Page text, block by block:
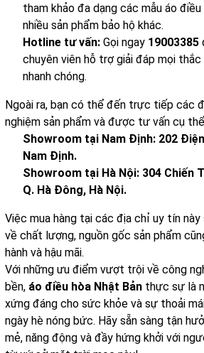
tham khảo đa dạng các mẫu áo điều
nhiều sản phẩm bảo hộ khác.
Hotline tư vấn: Gọi ngay 19003385
chuyên viên hỗ trợ giải đáp mọi
nhanh chóng.
Ngoài ra, bạn có thể đến trực tiếp các
nghiệm sản phẩm và được tư vấn cụ
Showroom tại Nam Định: 202
Nam Định.
Showroom tại Hà Nội: 304 Chiến
Q. Hà Đông, Hà Nội.
Việc mua hàng tại các địa chỉ uy tín
về chất lượng, nguồn gốc sản phẩm
hành và hậu mãi.
Với những ưu điểm vượt trội về công
bền, áo điều hòa Nhật Bản thực sự là
xứng đáng cho sức khỏe và sự thoải
ngày hè nóng bức. Hãy sẵn sàng tận
mẻ, năng động và đầy hứng khởi với